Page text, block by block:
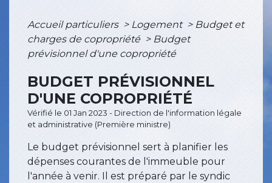
Accueil particuliers > Logement > Budget et
charges de copropriété > Budget
prévisionnel d'une copropriété
BUDGET PRÉVISIONNEL
D'UNE COPROPRIÉTÉ
Vérifié le 01 Jan 2023 - Direction de l'information légale
et administrative (Première ministre)
Le budget prévisionnel sert à planifier les
dépenses courantes de l'immeuble pour
l'année à venir. Il est préparé par le syndic